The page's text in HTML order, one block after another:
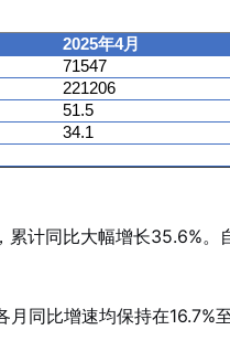
2025年4月
71547
221206
51.5
34.1
计同比大幅增长35.6%
同比增速均保持在